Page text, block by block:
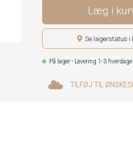
Læg i
Se lagerstatus i
På lager - Levering 1-3 hverdage
TILFØJ TIL